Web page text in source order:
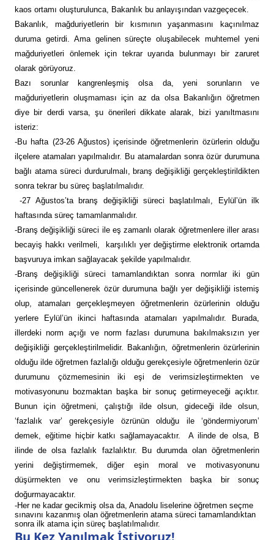
Bu Kez Yanılmak İstiyoruz!
kaos ortamı oluşturulunca, Bakanlık bu anlayışından vazgeçecek.
Bakanlık, mağduriyetlerin bir kısmının yaşanmasını kaçınılmaz
duruma getirdi. Ama gelinen süreçte oluşabilecek muhtemel yeni
mağduriyetleri önlemek için tekrar uyarıda bulunmayı bir zaruret
olarak görüyoruz.
Bazı sorunlar kangrenleşmiş olsa da, yeni sorunların ve
mağduriyetlerin oluşmaması için az da olsa Bakanlığın öğretmen
diye bir derdi varsa, şu önerileri dikkate alarak, bizi yanıltmasını
isteriz:
-Bu hafta (23-26 Ağustos) içerisinde öğretmenlerin özürlerin olduğu
ilçelere atamaları yapılmalıdır. Bu atamalardan sonra özür durumuna
bağlı atama süreci durdurulmalı, branş değişikliği gerçekleştirildikten
sonra tekrar bu süreç başlatılmalıdır.
-27 Ağustos’ta branş değişikliği süreci başlatılmalı, Eylül’ün ilk
haftasında süreç tamamlanmalıdır.
-Branş değişikliği süreci ile eş zamanlı olarak öğretmenlere iller arası
becayiş hakkı verilmeli, karşılıklı yer değiştirme elektronik ortamda
başvuruya imkan sağlayacak şekilde yapılmalıdır.
-Branş değişikliği süreci tamamlandıktan sonra normlar iki gün
içerisinde güncellenerek özür durumuna bağlı yer değişikliği istemiş
olup, atamaları gerçekleşmeyen öğretmenlerin özürlerinin olduğu
yerlere Eylül’ün ikinci haftasında atamaları yapılmalıdır. Burada,
illerdeki norm açığı ve norm fazlası durumuna bakılmaksızın yer
değişikliği gerçekleştirilmelidir. Bakanlığın, öğretmenlerin özürlerinin
olduğu ilde öğretmen fazlalığı olduğu gerekçesiyle öğretmenlerin özür
durumunu çözmemesinin iki eşi de verimsizleştirmekten ve
motivasyonunu bozmaktan başka bir sonuç getirmeyeceği açıktır.
Bunun için öğretmeni, çalıştığı ilde olsun, gideceği ilde olsun,
‘fazlalık var’ gerekçesiyle özrünün olduğu ile ‘göndermiyorum’
demek, eğitime hiçbir katkı sağlamayacaktır. A ilinde de olsa, B
ilinde de olsa fazlalık fazlalıktır. Bu durumda olan öğretmenlerin
yerini değiştirmemek, diğer eşin moral ve motivasyonunu
düşürmekten ve onu verimsizleştirmekten başka bir sonuç
doğurmayacaktır.
-Her ne kadar gecikmiş olsa da, Anadolu liselerine öğretmen seçme
sınavını kazanmış olan öğretmenlerin atama süreci tamamlandıktan
sonra ilk atama için süreç başlatılmalıdır.